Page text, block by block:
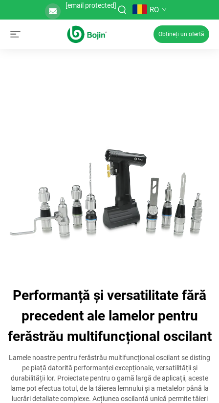
[email protected] RO
Obțineți un ofertă
Performanță și versatilitate fără
precedent ale lamelor pentru
ferăstrău multifuncțional oscilant
Lamele noastre pentru ferăstrău multifuncțional oscilant se disting
pe piață datorită performanței excepționale, versatilității și
durabilității lor. Proiectate pentru o gamă largă de aplicații, aceste
lame pot efectua totul, de la tăierea lemnului și a metalelor până la
lucrări detaliate complexe. Acțiunea oscilantă unică permite tăieri